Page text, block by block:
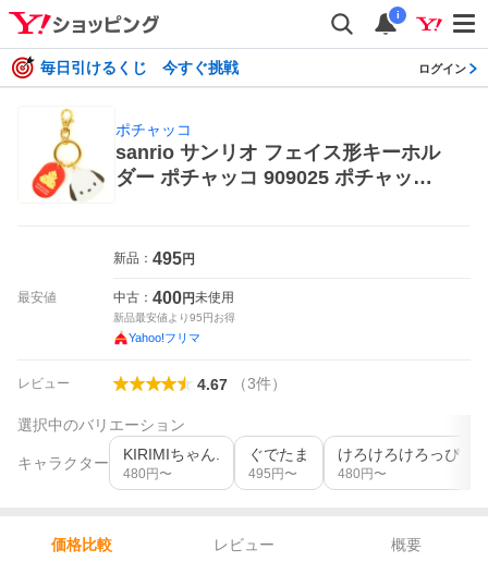
i
毎日引けるくじ 今すぐ挑戦 ログイン
ポチャッコ
sanrio サンリオ フェイス形キーホル
ダー ポチャッコ 909025 ポチャッコ
最安値
新品： 495円
中古： 400円未使用
新品最安値より95円お得
Yahoo!フリマ
レビュー 4.67 （3件）
選択中のバリエーション
キャラクター KIRIMIちゃん.
480 円〜
ぐでたま
495 円〜
けろけろけろっぴ
480 円〜
価格比較 レビュー
概要